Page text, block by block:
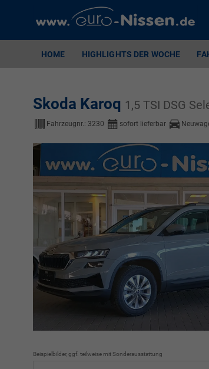
HOME HIGHLIGHTS DER WOCHE
Skoda Karoq 1,5 TSI DSG
Fahrzeugnr.: 3230 sofort lieferbar
Beispielbilder, ggf. teilweise mit Sonderausstattung